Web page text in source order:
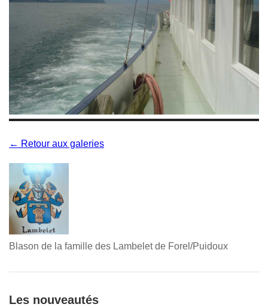
← Retour aux galeries
Blason de la famille des Lambelet de Forel/Puidoux
Les nouveautés